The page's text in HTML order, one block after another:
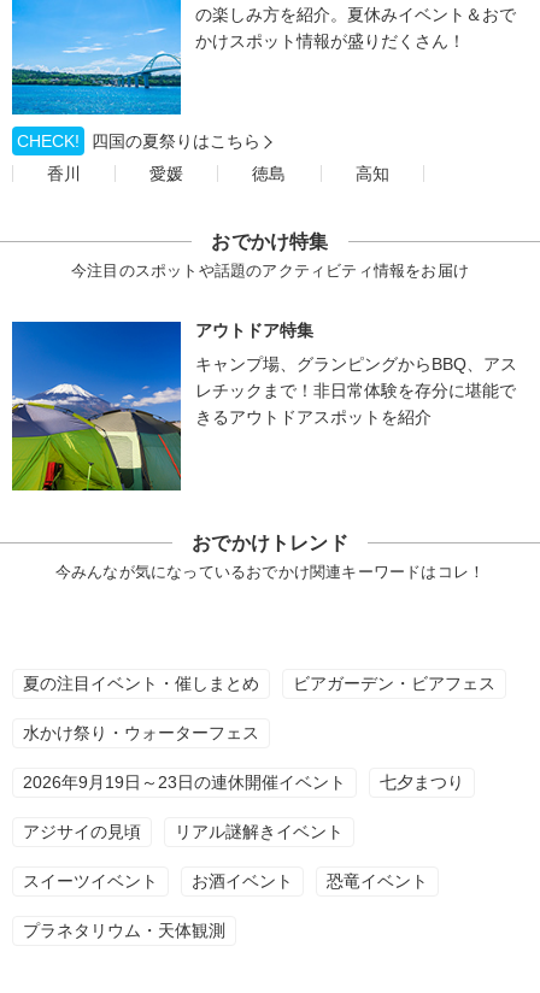
の楽しみ方を紹介。夏休みイベント＆おで
かけスポット情報が盛りだくさん！
CHECK!
四国の夏祭りはこちら
香川
愛媛 徳島 高知
おでかけ特集
今注目のスポットや話題のアクティビティ情報をお届け
アウトドア特集
キャンプ場、グランピングからBBQ、アス
レチックまで！非日常体験を存分に堪能で
きるアウトドアスポットを紹介
おでかけトレンド
今みんなが気になっているおでかけ関連キーワードはコレ！
夏の注目イベント・催しまとめ ビアガーデン・ビアフェス
水かけ祭り・ウォーターフェス
2026年9月19日～23日の連休開催イベント 七夕まつり
アジサイの見頃 リアル謎解きイベント
スイーツイベント お酒イベント 恐竜イベント
プラネタリウム・天体観測